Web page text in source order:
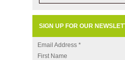
SIGN UP FOR OUR
Email Address *
First Name